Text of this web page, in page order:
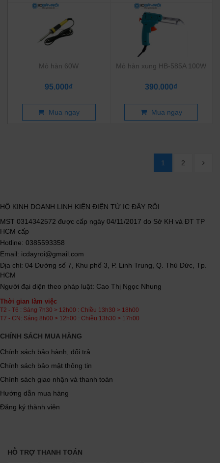
Mỏ hàn 60W
95.000₫
Mua ngay
Mỏ hàn xung HB-585A 100W
390.000₫
Mua ngay
1 2
HỘ KINH DOANH LINH KIỆN ĐIỆN TỬ IC ĐÂY RỒI
MST 0314342572 được cấp ngày 04/11/2017 do Sở KH và ĐT TP
HCM cấp
Hotline: 0385593358
Email: icdayroi@gmail.com
Địa chỉ: 04 Đường số 7, Khu phố 3, P. Linh Trung, Q. Thủ Đức, Tp.
HCM
Người đại diện theo pháp luật: Cao Thị Ngọc Nhung
Thời gian làm việc
T2 - T6 : Sáng 7h30 > 12h00 : Chiều 13h30 > 18h00
T7 - CN: Sáng 8h00 > 12h00 : Chiều 13h30 > 17h00
CHÍNH SÁCH MUA HÀNG
Chính sách bảo hành, đổi trả
Chính sách bảo mật thông tin
Chính sách giao nhận và thanh toán
Hướng dẫn mua hàng
Đăng ký thành viên
HỖ TRỢ THANH TOÁN